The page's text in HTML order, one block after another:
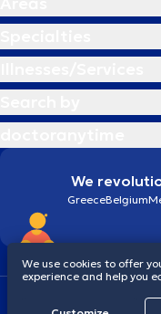
We
GreeceBelgium
We use cookies to offer
experience and help you